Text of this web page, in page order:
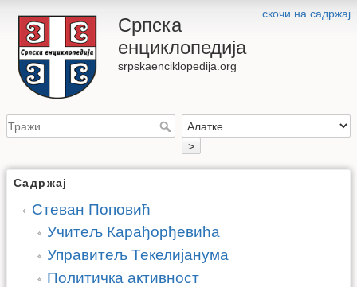
скочи на садржај
Српска
енциклопедија
srpskaenciklopedija.org
>
Садржај
Стеван Поповић
Учитељ Карађорђевића
Управитељ Текелијанума
Политичка активност